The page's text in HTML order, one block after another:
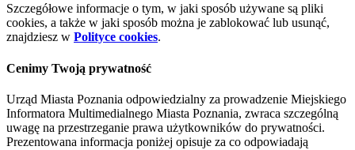
Szczegółowe informacje o tym, w jaki sposób używane są pliki
cookies, a także w jaki sposób można je zablokować lub usunąć,
znajdziesz w Polityce cookies.
Cenimy Twoją prywatność
Urząd Miasta Poznania odpowiedzialny za prowadzenie Miejskiego
Informatora Multimedialnego Miasta Poznania, zwraca szczególną
uwagę na przestrzeganie prawa użytkowników do prywatności.
Prezentowana informacja poniżej opisuje za co odpowiadają